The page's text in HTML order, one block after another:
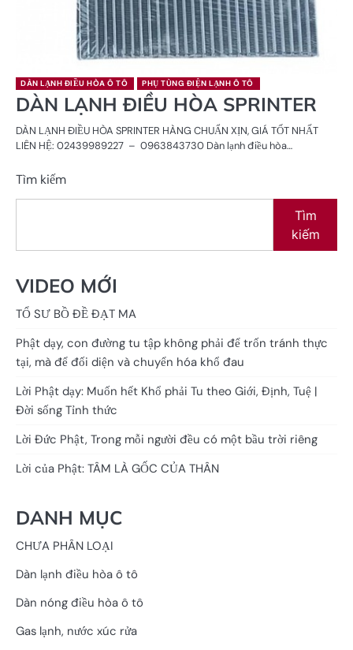
DÀN LẠNH ĐIỀU HÒA Ô TÔ PHỤ TÙNG ĐIỆN LẠNH Ô TÔ
DÀN LẠNH ĐIỀU HÒA SPRINTER
DÀN LẠNH ĐIỀU HÒA SPRINTER HÀNG CHUẨN XỊN, GIÁ TỐT NHẤT
LIÊN HỆ: 02439989227 – 0963843730 Dàn lạnh điều hòa…
Tìm kiếm
Tìm
kiếm
VIDEO MỚI
TỔ SƯ BỒ ĐỀ ĐẠT MA
Phật dạy, con đường tu tập không phải để trốn tránh thực
tại, mà để đối diện và chuyển hóa khổ đau
Lời Phật dạy: Muốn hết Khổ phải Tu theo Giới, Định, Tuệ |
Đời sống Tỉnh thức
Lời Đức Phật, Trong mỗi người đều có một bầu trời riêng
Lời của Phật: TÂM LÀ GỐC CỦA THÂN
DANH MỤC
CHƯA PHÂN LOẠI
Dàn lạnh điều hòa ô tô
Dàn nóng điều hòa ô tô
Gas lạnh, nước xúc rửa